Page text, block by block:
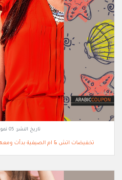
تاريخ النشر: 05 تموز, 2026
تخفيضات اتش & ام الصيفية بدأت